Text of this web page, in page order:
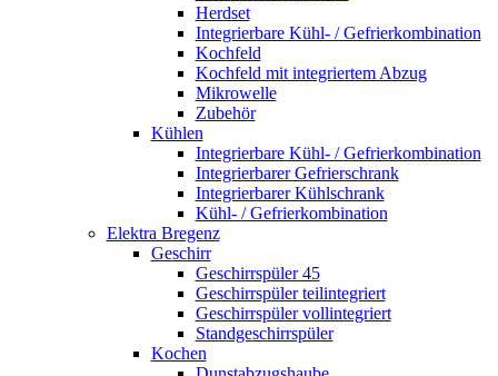
Herdset
Integrierbare Kühl- / Gefrierkombination
Kochfeld
Kochfeld mit integriertem Abzug
Mikrowelle
Zubehör
Kühlen
Integrierbare Kühl- / Gefrierkombination
Integrierbarer Gefrierschrank
Integrierbarer Kühlschrank
Kühl- / Gefrierkombination
Elektra Bregenz
Geschirr
Geschirrspüler 45
Geschirrspüler teilintegriert
Geschirrspüler vollintegriert
Standgeschirrspüler
Kochen